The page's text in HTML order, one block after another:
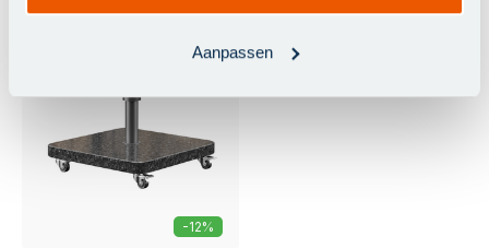
Aanpassen
-12%